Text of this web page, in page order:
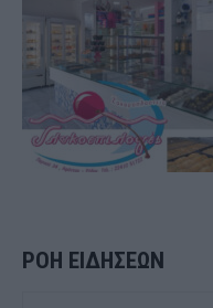
ΡΟΗ ΕΙΔΗΣΕΩΝ